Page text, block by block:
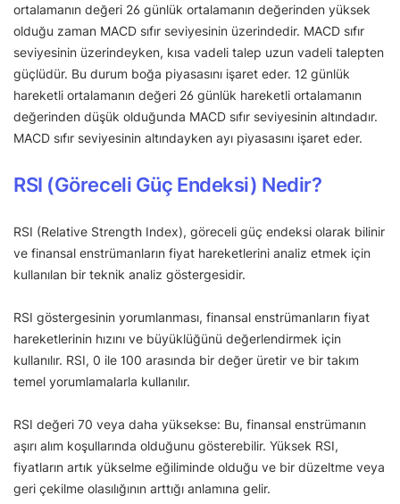
ortalamanın değeri 26 günlük ortalamanın değerinden yüksek
olduğu zaman MACD sıfır seviyesinin üzerindedir. MACD sıfır
seviyesinin üzerindeyken, kısa vadeli talep uzun vadeli talepten
güçlüdür. Bu durum boğa piyasasını işaret eder. 12 günlük
hareketli ortalamanın değeri 26 günlük hareketli ortalamanın
değerinden düşük olduğunda MACD sıfır seviyesinin altındadır.
MACD sıfır seviyesinin altındayken ayı piyasasını işaret eder.
RSI (Göreceli Güç Endeksi) Nedir?
RSI (Relative Strength Index), göreceli güç endeksi olarak bilinir
ve finansal enstrümanların fiyat hareketlerini analiz etmek için
kullanılan bir teknik analiz göstergesidir.
RSI göstergesinin yorumlanması, finansal enstrümanların fiyat
hareketlerinin hızını ve büyüklüğünü değerlendirmek için
kullanılır. RSI, 0 ile 100 arasında bir değer üretir ve bir takım
temel yorumlamalarla kullanılır.
RSI değeri 70 veya daha yüksekse: Bu, finansal enstrümanın
aşırı alım koşullarında olduğunu gösterebilir. Yüksek RSI,
fiyatların artık yükselme eğiliminde olduğu ve bir düzeltme veya
geri çekilme olasılığının arttığı anlamına gelir.